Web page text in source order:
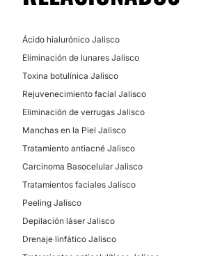
Ácido hialurónico Jalisco
Eliminación de lunares Jalisco
Toxina botulínica Jalisco
Rejuvenecimiento facial Jalisco
Eliminación de verrugas Jalisco
Manchas en la Piel Jalisco
Tratamiento antiacné Jalisco
Carcinoma Basocelular Jalisco
Tratamientos faciales Jalisco
Peeling Jalisco
Depilación láser Jalisco
Drenaje linfático Jalisco